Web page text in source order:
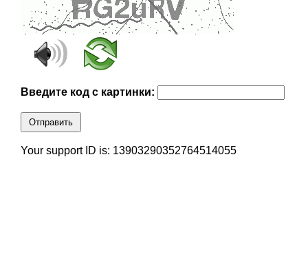
Введите код с картинки:
Отправить
Your support ID is: 13903290352764514055